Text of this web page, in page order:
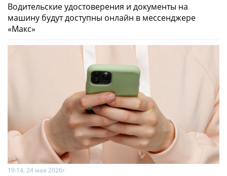
Водительские удостоверения и документы на
машину будут доступны онлайн в мессенджере
«Макс»
19:14, 24 мая 2026г